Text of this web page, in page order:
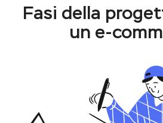
Fasi della
un e-